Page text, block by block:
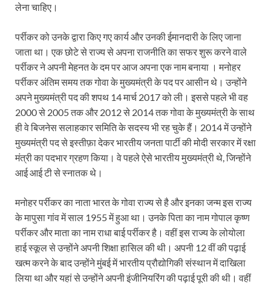
लेना चाहिए।
पर्रीकर को उनके द्वारा किए गए कार्य और उनकी ईमानदारी के लिए जाना
जाता था। एक छोटे से राज्य से अपना राजनीति का सफर शुरू करने वाले
पर्रीकर ने अपनी मेहनत के दम पर आज अपना एक नाम बनाया । मनोहर
पर्रीकर अंतिम समय तक गोवा के मुख्यमंत्री के पद पर आसीन थे। उन्होंने
अपने मुख्यमंत्री पद की शपथ 14 मार्च 2017 को ली। इससे पहले भी वह
2000 से 2005 तक और 2012 से 2014 तक गोवा के मुख्यमंत्री के साथ
ही वे बिजनेस सलाहकार समिति के सदस्य भी रह चुके हैं। 2014 में उन्होंने
मुख्यमंत्री पद से इस्तीफ़ा देकर भारतीय जनता पार्टी की मोदी सरकार में रक्षा
मंत्री का पदभार ग्रहण किया। वे पहले ऐसे भारतीय मुख्यमंत्री थे, जिन्होंने
आई आई टी से स्नातक थे।
मनोहर पर्रीकर का नाता भारत के गोवा राज्य से है और इनका जन्म इस राज्य
के मापुसा गांव में साल 1955 में हुआ था। उनके पिता का नाम गोपाल कृष्ण
पर्रीकर और माता का नाम राधा बाई पर्रीकर है। वहीं इस राज्य के लोयोला
हाई स्कूल से उन्होंने अपनी शिक्षा हासिल की थी। अपनी 12 वीं की पढ़ाई
खत्म करने के बाद उन्होंने मुंबई में भारतीय प्रौद्योगिकी संस्थान में दाखिला
लिया था और यहां से उन्होंने अपनी इंजीनियरिंग की पढ़ाई पूरी की थी। वहीं